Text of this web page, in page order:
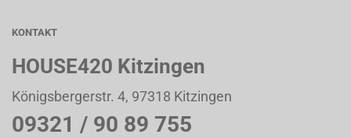
KONTAKT
HOUSE420 Kitzingen
Königsbergerstr. 4, 97318 Kitzingen
09321 / 90 89 755